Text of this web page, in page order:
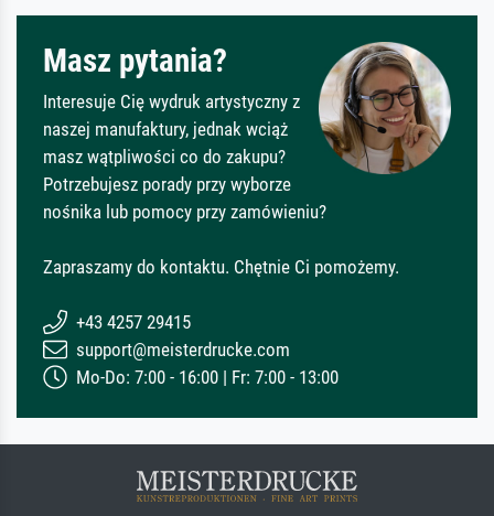
Masz pytania?
Interesuje Cię wydruk artystyczny z
naszej manufaktury, jednak wciąż
masz wątpliwości co do zakupu?
Potrzebujesz porady przy wyborze
nośnika lub pomocy przy zamówieniu?
Zapraszamy do kontaktu. Chętnie Ci pomożemy.
+43 4257 29415
support@meisterdrucke.com
Mo-Do: 7:00 - 16:00 | Fr: 7:00 - 13:00